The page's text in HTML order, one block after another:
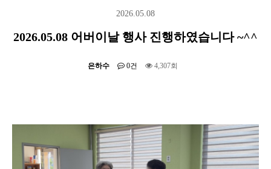
2026.05.08
2026.05.08 어버이날 행사 진행하였습니다 ~^^
은하수 0건 4,307회